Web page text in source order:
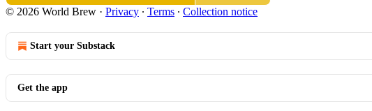
© 2026 World Brew · Privacy ∙ Terms ∙ Collection notice
Start your Substack
Get the app